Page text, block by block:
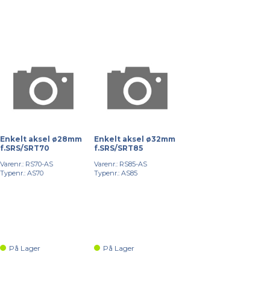
Enkelt aksel ø28mm
f.SRS/SRT70
Varenr.: RS70-AS
Typenr.: AS70
På Lager
Enkelt aksel ø32mm
f.SRS/SRT85
Varenr.: RS85-AS
Typenr.: AS85
På Lager